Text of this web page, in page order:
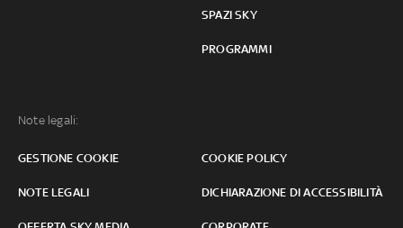
SPAZI SKY
PROGRAMMI
Note legali:
GESTIONE COOKIE COOKIE POLICY
NOTE LEGALI DICHIARAZIONE DI ACCESSIBILITÀ